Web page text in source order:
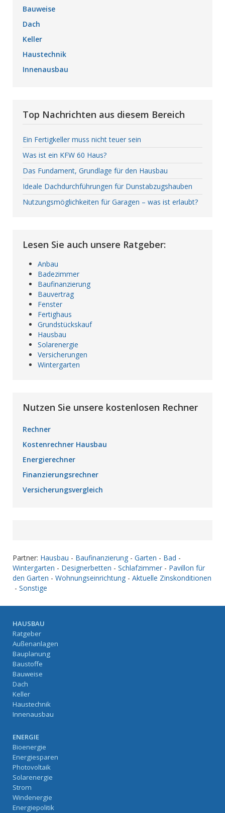
Bauweise
Dach
Keller
Haustechnik
Innenausbau
Top Nachrichten aus diesem Bereich
Ein Fertigkeller muss nicht teuer sein
Was ist ein KFW 60 Haus?
Das Fundament, Grundlage für den Hausbau
Ideale Dachdurchführungen für Dunstabzugshauben
Nutzungsmöglichkeiten für Garagen – was ist erlaubt?
Lesen Sie auch unsere Ratgeber:
Anbau
Badezimmer
Baufinanzierung
Bauvertrag
Fenster
Fertighaus
Grundstückskauf
Hausbau
Solarenergie
Versicherungen
Wintergarten
Nutzen Sie unsere kostenlosen Rechner
Rechner
Kostenrechner Hausbau
Energierechner
Finanzierungsrechner
Versicherungsvergleich
Partner: Hausbau - Baufinanzierung - Garten - Bad -
Wintergarten - Designerbetten - Schlafzimmer - Pavillon für
den Garten - Wohnungseinrichtung - Aktuelle Zinskonditionen
- Sonstige
HAUSBAU
Ratgeber
Außenanlagen
Bauplanung
Baustoffe
Bauweise
Dach
Keller
Haustechnik
Innenausbau
ENERGIE
Bioenergie
Energiesparen
Photovoltaik
Solarenergie
Strom
Windenergie
Energiepolitik